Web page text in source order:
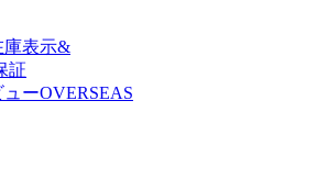
庫表示&
証
ューOVERSEAS